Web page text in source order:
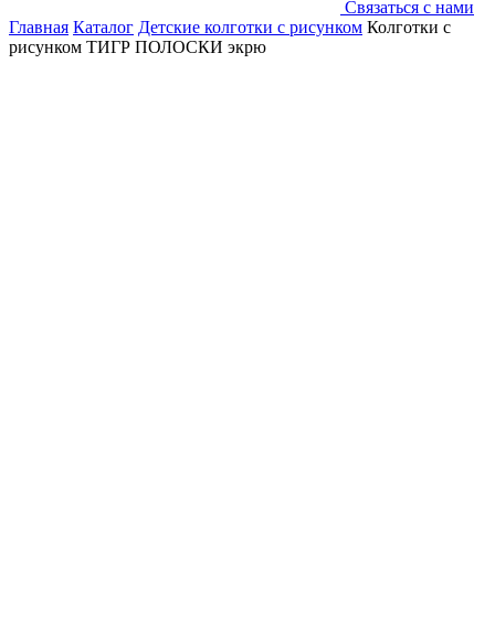
Связаться с нами
Главная Каталог Детские колготки с рисунком Колготки с
рисунком ТИГР ПОЛОСКИ экрю